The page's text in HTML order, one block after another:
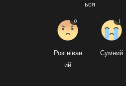
ься
Розгніван
ий
0
Сумний
1